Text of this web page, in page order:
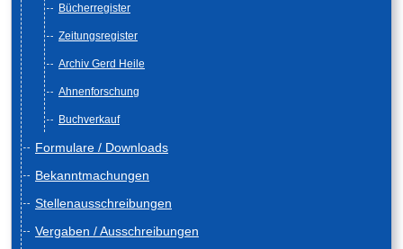
Bücherregister
Zeitungsregister
Archiv Gerd Heile
Ahnenforschung
Buchverkauf
Formulare / Downloads
Bekanntmachungen
Stellenausschreibungen
Vergaben / Ausschreibungen